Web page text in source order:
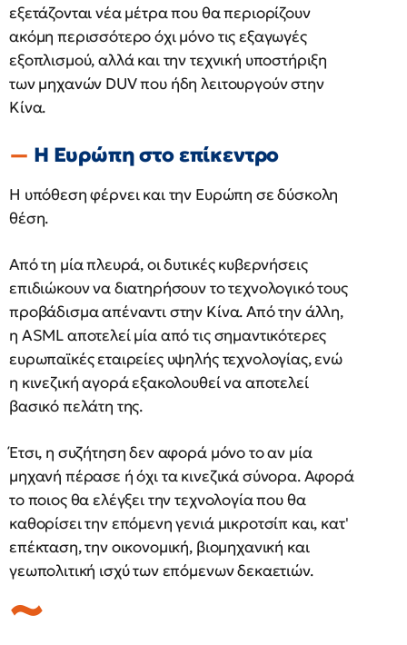
εξετάζονται νέα μέτρα που θα περιορίζουν
ακόμη περισσότερο όχι μόνο τις εξαγωγές
εξοπλισμού, αλλά και την τεχνική υποστήριξη
των μηχανών DUV που ήδη λειτουργούν στην
Κίνα.
Η Ευρώπη στο επίκεντρο
Η υπόθεση φέρνει και την Ευρώπη σε δύσκολη
θέση.
Από τη μία πλευρά, οι δυτικές κυβερνήσεις
επιδιώκουν να διατηρήσουν το τεχνολογικό τους
προβάδισμα απέναντι στην Κίνα. Από την άλλη,
η ASML αποτελεί μία από τις σημαντικότερες
ευρωπαϊκές εταιρείες υψηλής τεχνολογίας, ενώ
η κινεζική αγορά εξακολουθεί να αποτελεί
βασικό πελάτη της.
Έτσι, η συζήτηση δεν αφορά μόνο το αν μία
μηχανή πέρασε ή όχι τα κινεζικά σύνορα. Αφορά
το ποιος θα ελέγξει την τεχνολογία που θα
καθορίσει την επόμενη γενιά μικροτσίπ και, κατ'
επέκταση, την οικονομική, βιομηχανική και
γεωπολιτική ισχύ των επόμενων δεκαετιών.